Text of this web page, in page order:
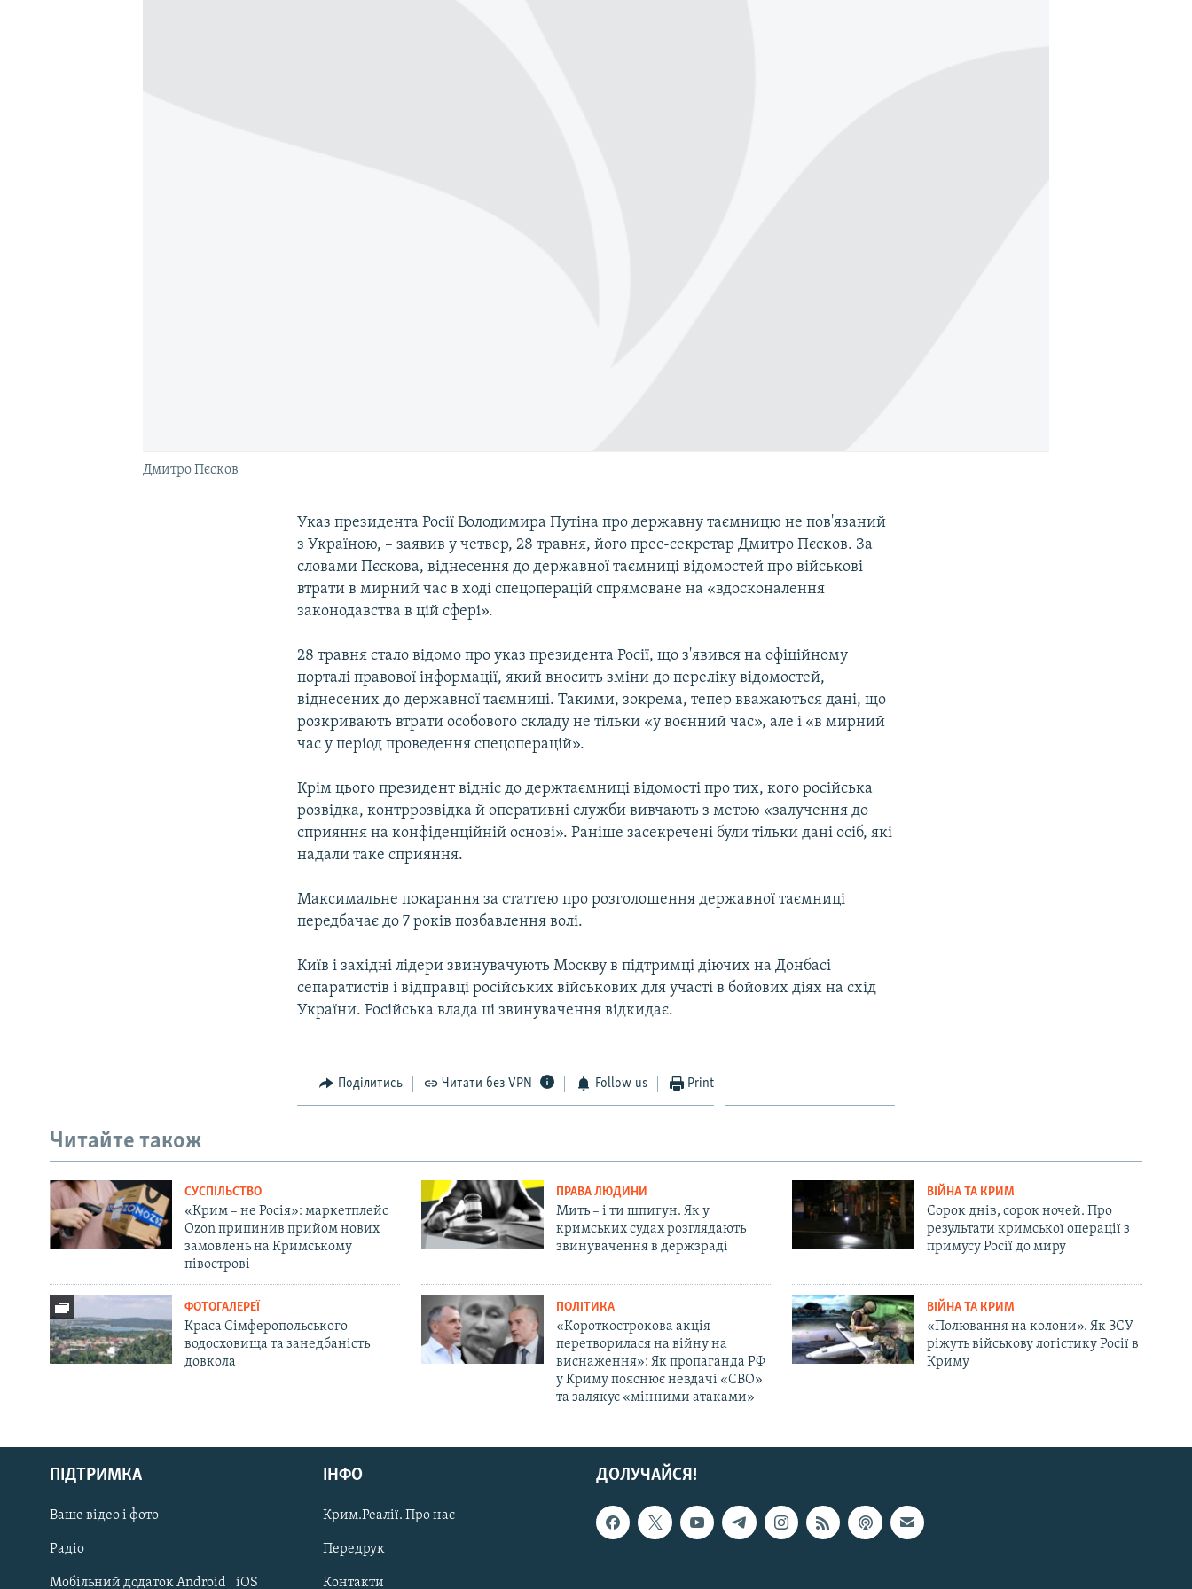
Русский
Qırımtatar
ДОЛУЧАЙСЯ!
Дмитро Пєсков
Указ президента Росії Володимира Путіна про державну таємницю не пов'язаний
з Україною, – заявив у четвер, 28 травня, його прес-секретар Дмитро Пєсков. За
словами Пєскова, віднесення до державної таємниці відомостей про військові
втрати в мирний час в ході спецоперацій спрямоване на «вдосконалення
законодавства в цій сфері».
28 травня стало відомо про указ президента Росії, що з'явився на офіційному
порталі правової інформації, який вносить зміни до переліку відомостей,
віднесених до державної таємниці. Такими, зокрема, тепер вважаються дані, що
розкривають втрати особового складу не тільки «у воєнний час», але і «в мирний
час у період проведення спецоперацій».
Крім цього президент відніс до держтаємниці відомості про тих, кого російська
розвідка, контррозвідка й оперативні служби вивчають з метою «залучення до
сприяння на конфіденційній основі». Раніше засекречені були тільки дані осіб, які
надали таке сприяння.
Максимальне покарання за статтею про розголошення державної таємниці
передбачає до 7 років позбавлення волі.
Київ і західні лідери звинувачують Москву в підтримці діючих на Донбасі
сепаратистів і відправці російських військових для участі в бойових діях на схід
України. Російська влада ці звинувачення відкидає.
Поділитись Читати без VPN Follow us Print
Читайте також
СУСПІЛЬСТВО
«Крим – не Росія»: маркетплейс
Ozon припинив прийом нових
замовлень на Кримському
півострові
ПРАВА ЛЮДИНИ
Мить – і ти шпигун. Як у
кримських судах розглядають
звинувачення в держзраді
ВІЙНА ТА КРИМ
Сорок днів, сорок ночей. Про
результати кримської операції з
примусу Росії до миру
ФОТОГАЛЕРЕЇ
Краса Сімферопольського
водосховища та занедбаність
довкола
ПОЛІТИКА
«Короткострокова акція
перетворилася на війну на
виснаження»: Як пропаганда РФ
у Криму пояснює невдачі «СВО»
та залякує «мінними атаками»
ВІЙНА ТА КРИМ
«Полювання на колони». Як ЗСУ
ріжуть військову логістику Росії в
Криму
ДОЛУЧАЙСЯ!
ПІДТРИМКА
Ваше відео і фото
Радіо
Мобільний додаток Android | iOS
ІНФО
Крим.Реалії. Про нас
Передрук
Контакти